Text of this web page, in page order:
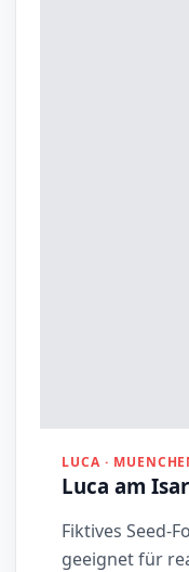
LUCA ·
Luca am
Fiktives Seed-
geeignet für